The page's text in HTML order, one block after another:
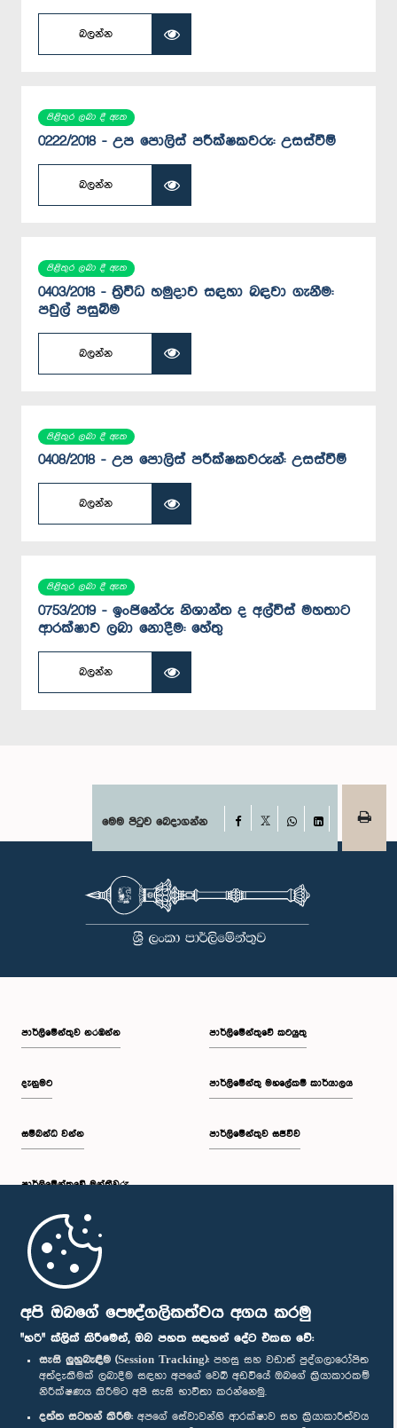
අපි ඔබගේ පෞද්ගලිකත්වය අගය කරමු
"හරි" ක්ලික් කිරීමෙන්, ඔබ පහත සඳහන් දේට එකඟ වේ:
සැසි ලුහුබැඳීම (Session Tracking): පහසු සහ වඩාත් පුද්ගලාරෝපිත
අත්දැකීමක් ලබාදීම සඳහා අපගේ වෙබ් අඩවියේ ඔබගේ ක්‍රියාකාරකම්
නිරීක්ෂණය කිරීමට අපි සැසි භාවිතා කරන්නෙමු.
දත්ත සටහන් කිරීම: අපගේ සේවාවන්හි ආරක්ෂාව සහ ක්‍රියාකාරීත්වය
බලන්න
පිළිතුර ලබා දී ඇත
0222/2018 - උප පොලිස් පරීක්ෂකවරු: උසස්වීම්
බලන්න
පිළිතුර ලබා දී ඇත
0403/2018 - ත්‍රිවිධ හමුදාව සඳහා බඳවා ගැනීම:
පවුල් පසුබිම
බලන්න
පිළිතුර ලබා දී ඇත
0408/2018 - උප පොලිස් පරීක්ෂකවරුන්: උසස්වීම්
බලන්න
පිළිතුර ලබා දී ඇත
0753/2019 - ඉංජිනේරු නිශාන්ත ද අල්විස් මහතාට
ආරක්ෂාව ලබා නොදීම: හේතු
බලන්න
මෙම පිටුව බෙදාගන්න Facebook
පාර්ලි‌මේන්තුව නරඹන්න
දැනුමට
සම්බන්ධ වන්න
පාර්ලි‌මේන්තුවේ මන්ත්‍රීවරු
මුල් පිටුව
පාර්ලිමේන්තුවේ කටයුතු
පාර්ලිමේන්තු මහලේකම් කාර්යාලය
පාර්ලිමේන්තුව සජීවීව
පාර්ලිමේන්තු ජංගම යෙදුම
අප හා සම්බන්ධ වී සිටින්න :